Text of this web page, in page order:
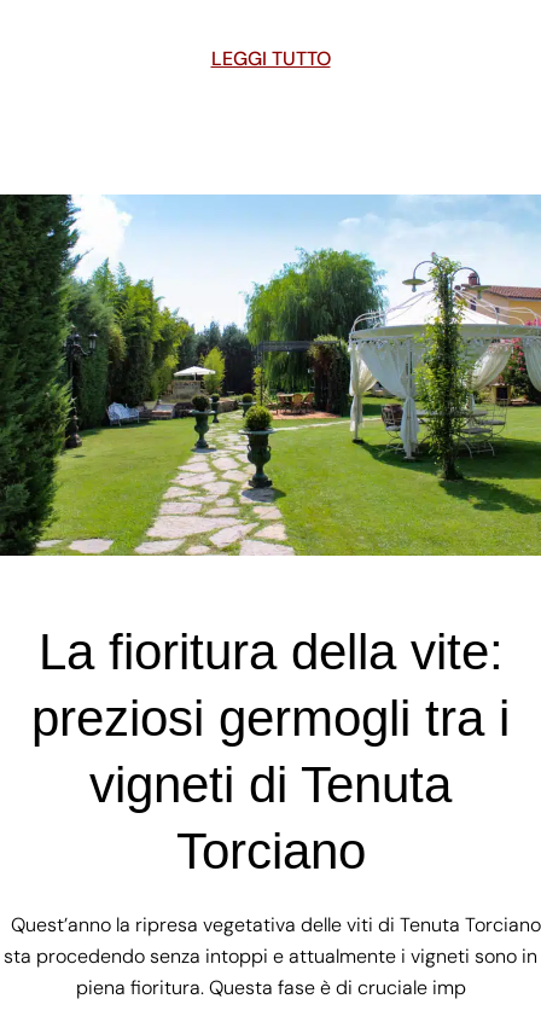
LEGGI TUTTO
La fioritura della vite:
preziosi germogli tra i
vigneti di Tenuta
Torciano
Quest’anno la ripresa vegetativa delle viti di Tenuta Torciano
sta procedendo senza intoppi e attualmente i vigneti sono in
piena fioritura. Questa fase è di cruciale imp